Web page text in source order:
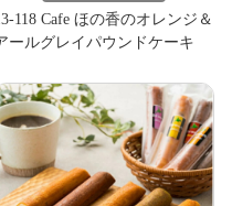
118 Cafe ほの香のオレンジ＆
ールグレイパウンドケーキ